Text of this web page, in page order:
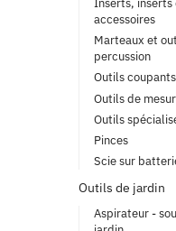
Inserts,
accessoires
Marteaux et
percussion
Outils coupants
Outils de
Outils
Pinces
Scie sur
Outils de jardin
Aspirateur -